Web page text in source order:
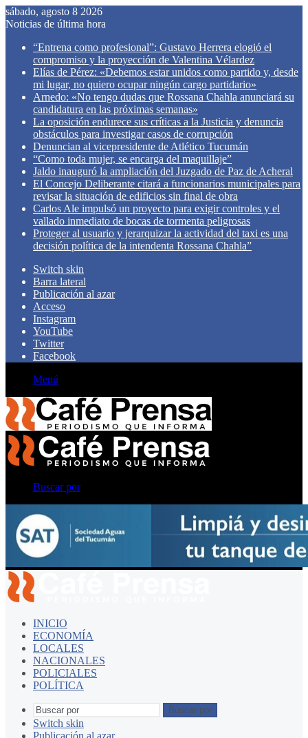
sábado, agosto 8 2026
Noticias de última hora
“Entrena como profesional”: Gustavo Herrera elogió el
compromiso y la proyección de Valentina Vélardez
Elías de Pérez: «Debemos estar unidos como partido y, desde
mi lugar, no quiero ocupar ningún cargo partidario»
Arnedo: «No tengo dudas que Rossana Chahla anunciará su
candidatura en las próximas semanas»
La oposición endurece sus críticas a la Justicia y denuncia
obstáculos para investigar casos de corrupción
Denuncian al vicepresidente de Atlético Tucumán
“Como toda mujer, se encarga del maquillaje”
Jaldo inauguró la ampliación del Juzgado de Paz de Acheral
El Concejo Deliberante citará a funcionarios municipales para
revisar la situación de edificios sin final de obra
Carlos Ale impulsó un proyecto para exigir controles y el
vallado inmediato de bocas de tormenta peligrosas
Proteger al usuario y jerarquizar la actividad del taxi es una
decisión política de la intendenta Rossana Chahla”
Switch skin
Barra lateral
Publicación al azar
Acceso
Instagram
YouTube
Twitter
Facebook
Menú
Buscar por
INICIO
ECONOMÍA
LOCALES
NACIONALES
POLICIALES
POLÍTICA
Buscar por
Switch skin
Publicación al azar